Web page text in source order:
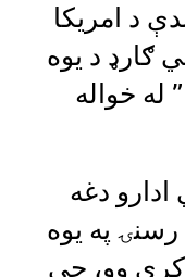
د امریکا
ګارډ د یوه
خواله
ادارو دغه
په یوه
وو، چې